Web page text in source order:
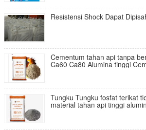
Resistensi Shock Dapat
Cementum tahan api tanpa
Ca60 Ca80 Alumina tinggi
Tungku Tungku fosfat terikat
material tahan api tinggi